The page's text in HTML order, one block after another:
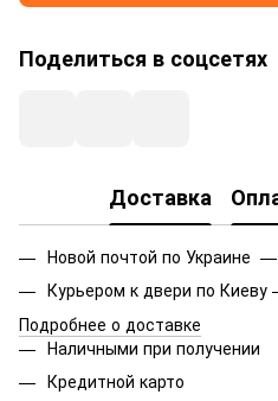
Поделиться в соцсетях
Доставка
Новой почтой по Украине —
Курьером к двери по Киеву
Подробнее о доставке
Наличными при получении
Кредитной карто